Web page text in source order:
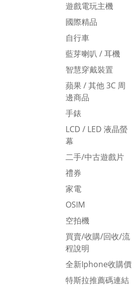
遊戲電玩主機
國際精品
自行車
藍芽喇叭 / 耳機
智慧穿戴裝置
蘋果 / 其他 3C 周
邊商品
手錶
LCD / LED 液晶螢
幕
二手/中古遊戲片
禮券
家電
OSIM
空拍機
買賣/收購/回收/流
程說明
全新iphone收購價
特斯拉推薦碼連結